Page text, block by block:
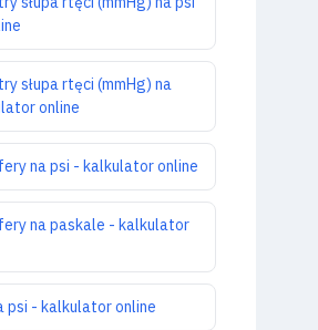
słupa rtęci (mmHg) na
online
na psi - kalkulator online
na paskale - kalkulator
psi - kalkulator online